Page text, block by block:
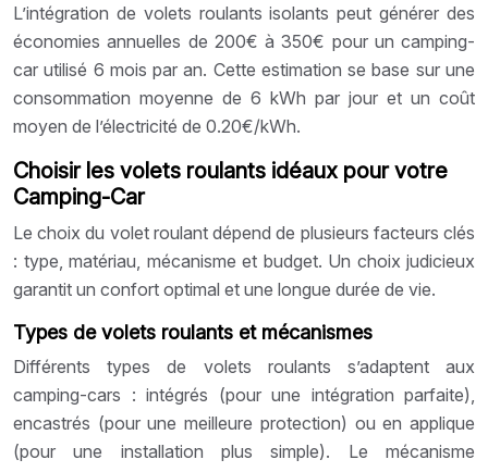
L’intégration de volets roulants isolants peut générer des
économies annuelles de 200€ à 350€ pour un camping-
car utilisé 6 mois par an. Cette estimation se base sur une
consommation moyenne de 6 kWh par jour et un coût
moyen de l’électricité de 0.20€/kWh.
Choisir les volets roulants idéaux pour votre
Camping-Car
Le choix du volet roulant dépend de plusieurs facteurs clés
: type, matériau, mécanisme et budget. Un choix judicieux
garantit un confort optimal et une longue durée de vie.
Types de volets roulants et mécanismes
Différents types de volets roulants s’adaptent aux
camping-cars : intégrés (pour une intégration parfaite),
encastrés (pour une meilleure protection) ou en applique
(pour une installation plus simple). Le mécanisme